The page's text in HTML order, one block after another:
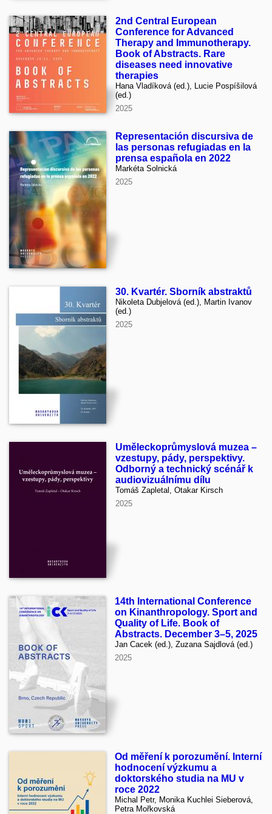
2nd Central European
Conference for Advanced
Therapy and Immunotherapy.
Book of Abstracts. Rare
diseases need innovative
therapies
Hana Vladíková (ed.), Lucie Pospíšilová
(ed.)
2025
Representación discursiva de
las personas refugiadas en la
prensa española en 2022
Markéta Solnická
2025
30. Kvartér. Sborník abstraktů
Nikoleta Dubjelová (ed.), Martin Ivanov
(ed.)
2025
Uměleckoprůmyslová muzea –
vzestupy, pády, perspektivy.
Odborný a technický scénář k
audiovizuálnímu dílu
Tomáš Zapletal, Otakar Kirsch
2025
14th International Conference
on Kinanthropology. Sport and
Quality of Life. Book of
Abstracts. December 3–5, 2025
Jan Cacek (ed.), Zuzana Sajdlová (ed.)
2025
Od měření k porozumění. Interní
hodnocení výzkumu a
doktorského studia na MU v
roce 2022
Michal Petr, Monika Kuchlei Sieberová,
Petra Mořkovská